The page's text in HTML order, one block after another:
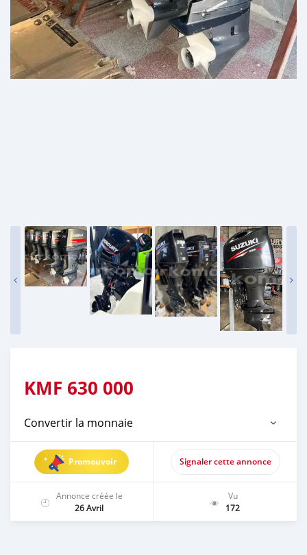
KMF 630 000
Convertir la monnaie
Promouvoir Signaler cette annonce
Annonce créée le
26 Avril
Vu
172